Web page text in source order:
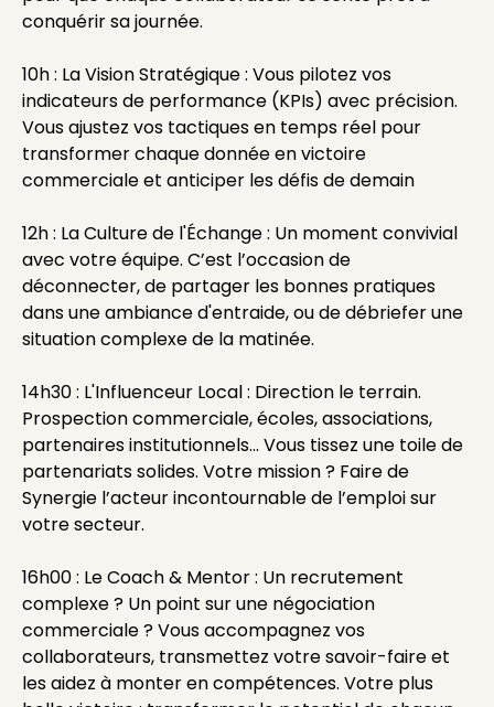
conquérir sa journée.
10h : La Vision Stratégique : Vous pilotez vos
indicateurs de performance (KPIs) avec précision.
Vous ajustez vos tactiques en temps réel pour
transformer chaque donnée en victoire
commerciale et anticiper les défis de demain
12h : La Culture de l'Échange : Un moment convivial
avec votre équipe. C’est l’occasion de
déconnecter, de partager les bonnes pratiques
dans une ambiance d'entraide, ou de débriefer une
situation complexe de la matinée.
14h30 : L'Influenceur Local : Direction le terrain.
Prospection commerciale, écoles, associations,
partenaires institutionnels... Vous tissez une toile de
partenariats solides. Votre mission ? Faire de
Synergie l’acteur incontournable de l’emploi sur
votre secteur.
16h00 : Le Coach & Mentor : Un recrutement
complexe ? Un point sur une négociation
commerciale ? Vous accompagnez vos
collaborateurs, transmettez votre savoir-faire et
les aidez à monter en compétences. Votre plus